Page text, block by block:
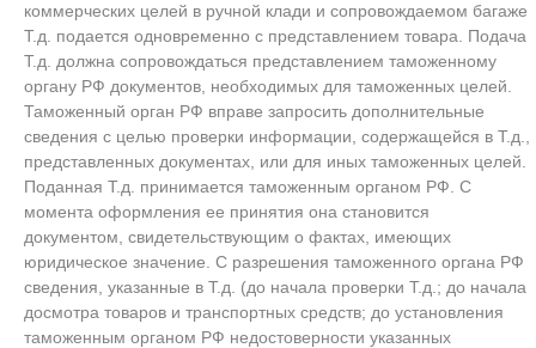
коммерческих целей в ручной клади и сопровождаемом багаже
Т.д. подается одновременно с представлением товара. Подача
Т.д. должна сопровождаться представлением таможенному
органу РФ документов, необходимых для таможенных целей.
Таможенный орган РФ вправе запросить дополнительные
сведения с целью проверки информации, содержащейся в Т.д.,
представленных документах, или для иных таможенных целей.
Поданная Т.д. принимается таможенным органом РФ. С
момента оформления ее принятия она становится
документом, свидетельствующим о фактах, имеющих
юридическое значение. С разрешения таможенного органа РФ
сведения, указанные в Т.д. (до начала проверки Т.д.; до начала
досмотра товаров и транспортных средств; до установления
таможенным органом РФ недостоверности указанных